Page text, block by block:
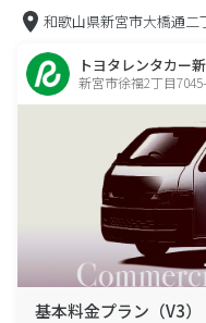
和歌山県新宮市大橋通二
トヨタレンタカー
新宮市徐福2丁目
基本料金プラン（V3）